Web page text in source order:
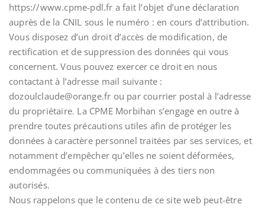
https://www.cpme-pdl.fr a fait l’objet d’une déclaration
auprès de la CNIL sous le numéro : en cours d’attribution.
Vous disposez d’un droit d’accès de modification, de
rectification et de suppression des données qui vous
concernent. Vous pouvez exercer ce droit en nous
contactant à l’adresse mail suivante :
dozoulclaude@orange.fr ou par courrier postal à l’adresse
du propriétaire. La CPME Morbihan s’engage en outre à
prendre toutes précautions utiles afin de protéger les
données à caractère personnel traitées par ses services, et
notamment d’empêcher qu’elles ne soient déformées,
endommagées ou communiquées à des tiers non
autorisés.
Nous rappelons que le contenu de ce site web peut-être